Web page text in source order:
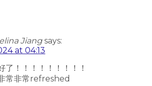
Jiang says:
at 04:13
了！！！！！！！！！
常非常refreshed